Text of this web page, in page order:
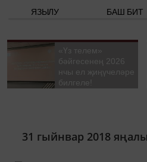
ЯЗЫЛУ БАШ БИТ
«Үз телем»
бәйгесенең 2026
нчы ел җиңүчеләре
билгеле!
31 гыйнвар 2018